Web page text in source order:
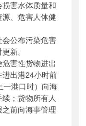
害水体质量和
、危害人体健
公布污染危害
新。
害性货物进出
出港24小时前
一港口时）向海
；货物所有人
前向海事管理